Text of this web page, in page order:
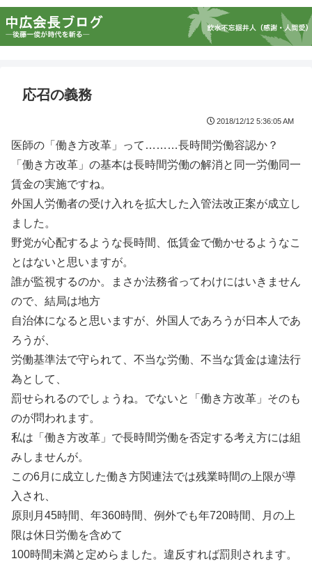
応召の義務
2018/12/12 5:36:05 AM
医師の「働き方改革」って………長時間労働容認か？
「働き方改革」の基本は長時間労働の解消と同一労働同一
賃金の実施ですね。
外国人労働者の受け入れを拡大した入管法改正案が成立し
ました。
野党が心配するような長時間、低賃金で働かせるようなこ
とはないと思いますが。
誰が監視するのか。まさか法務省ってわけにはいきません
ので、結局は地方
自治体になると思いますが、外国人であろうが日本人であ
ろうが、
労働基準法で守られて、不当な労働、不当な賃金は違法行
為として、
罰せられるのでしょうね。でないと「働き方改革」そのも
のが問われます。
私は「働き方改革」で長時間労働を否定する考え方には組
みしませんが。
この6月に成立した働き方関連法では残業時間の上限が導
入され、
原則月45時間、年360時間、例外でも年720時間、月の上
限は休日労働を含めて
100時間未満と定めらました。違反すれば罰則されます。